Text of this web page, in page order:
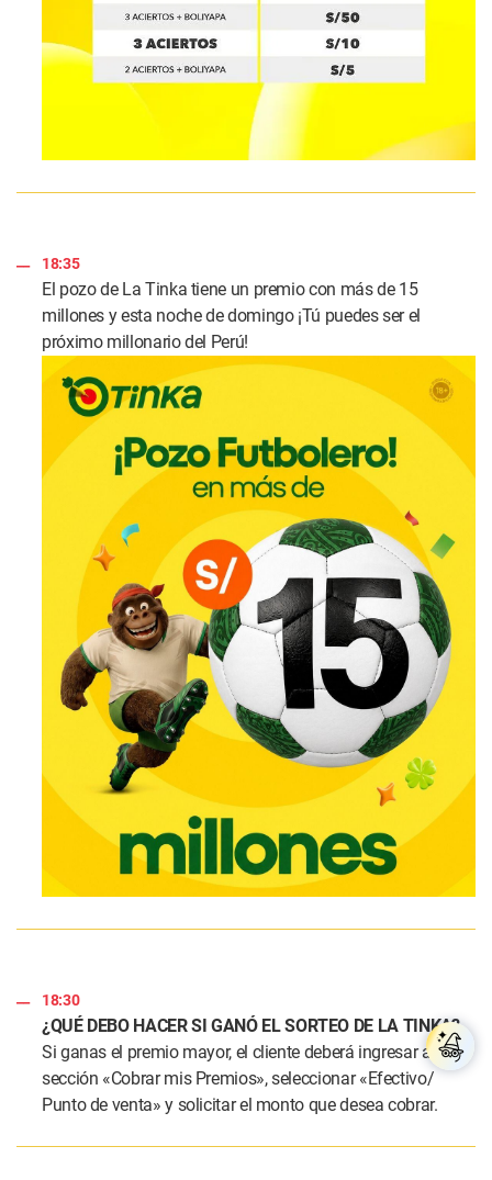
18:35
El pozo de La Tinka tiene un premio con más de 15
millones y esta noche de domingo ¡Tú puedes ser el
próximo millonario del Perú!
18:30
¿QUÉ DEBO HACER SI GANÓ EL SORTEO DE LA TINKA?
Si ganas el premio mayor, el cliente deberá ingresar a la
sección «Cobrar mis Premios», seleccionar «Efectivo/
Punto de venta» y solicitar el monto que desea cobrar.